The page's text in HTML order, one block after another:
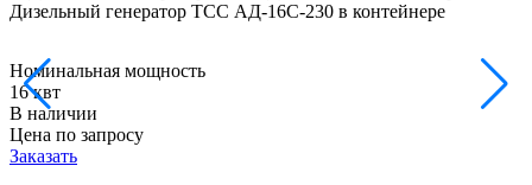
Дизельный генератор ТСС АД-16С-230 в контейнере
Номинальная мощность
16 квт
В наличии
Цена по запросу
Заказать